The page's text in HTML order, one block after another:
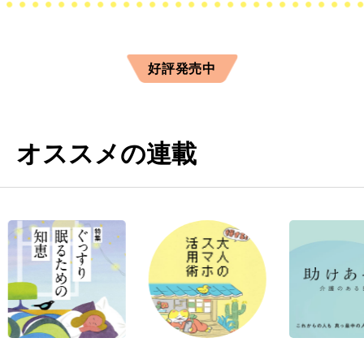
好評発売中
オススメの連載